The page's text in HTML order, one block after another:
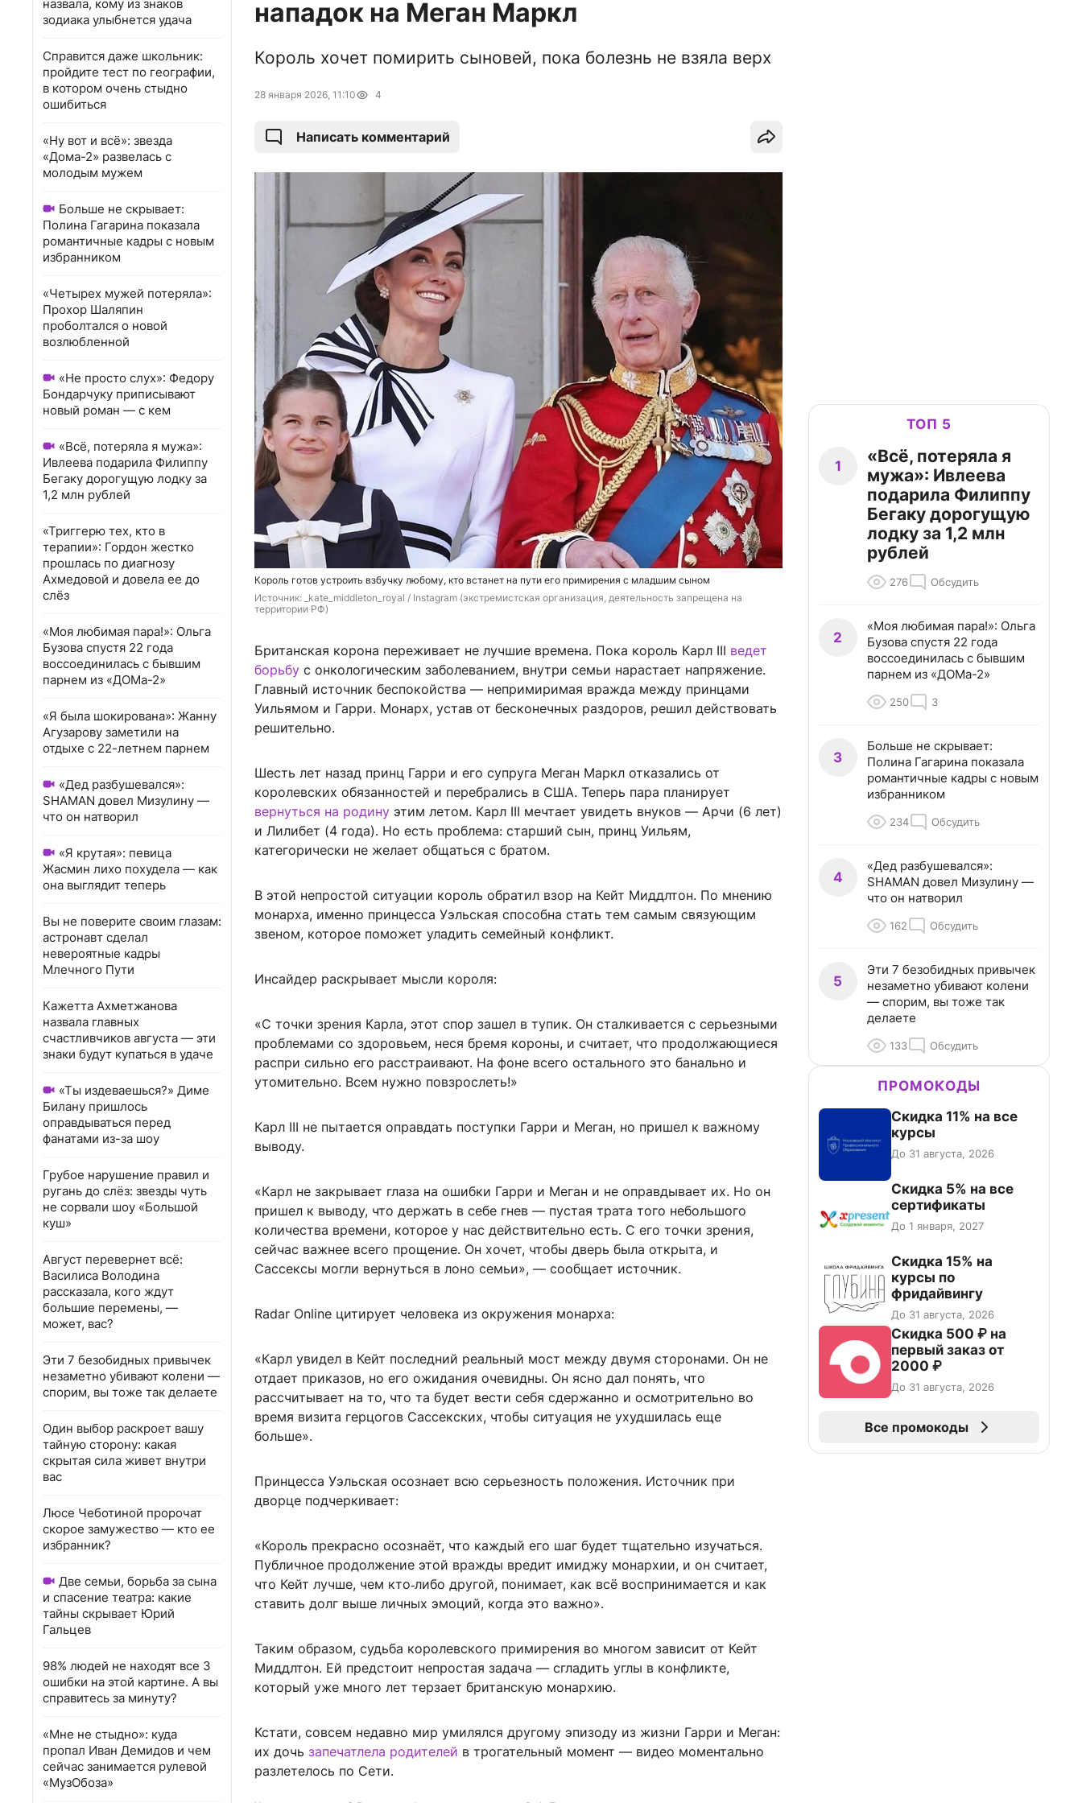
назвала, кому из знаков
зодиака улыбнется удача
Справится даже школьник:
пройдите тест по географии,
в котором очень стыдно
ошибиться
«Ну вот и всё»: звезда
«Дома-2» развелась с
молодым мужем
Больше не скрывает:
Полина Гагарина показала
романтичные кадры с новым
избранником
«Четырех мужей потеряла»:
Прохор Шаляпин
проболтался о новой
возлюбленной
«Не просто слух»: Федору
Бондарчуку приписывают
новый роман — с кем
«Всё, потеряла я мужа»:
Ивлеева подарила Филиппу
Бегаку дорогущую лодку за
1,2 млн рублей
«Триггерю тех, кто в
терапии»: Гордон жестко
прошлась по диагнозу
Ахмедовой и довела ее до
слёз
«Моя любимая пара!»: Ольга
Бузова спустя 22 года
воссоединилась с бывшим
парнем из «ДОМа-2»
«Я была шокирована»: Жанну
Агузарову заметили на
отдыхе с 22-летнем парнем
«Дед разбушевался»:
SHAMAN довел Мизулину —
что он натворил
«Я крутая»: певица
Жасмин лихо похудела — как
она выглядит теперь
Вы не поверите своим глазам:
астронавт сделал
невероятные кадры
Млечного Пути
Кажетта Ахметжанова
назвала главных
счастливчиков августа — эти
знаки будут купаться в удаче
«Ты издеваешься?» Диме
Билану пришлось
оправдываться перед
фанатами из-за шоу
Грубое нарушение правил и
ругань до слёз: звезды чуть
не сорвали шоу «Большой
куш»
Август перевернет всё:
Василиса Володина
рассказала, кого ждут
большие перемены, —
может, вас?
Эти 7 безобидных привычек
незаметно убивают колени —
спорим, вы тоже так делаете
Один выбор раскроет вашу
тайную сторону: какая
скрытая сила живет внутри
вас
Люсе Чеботиной пророчат
скорое замужество — кто ее
избранник?
Две семьи, борьба за сына
и спасение театра: какие
тайны скрывает Юрий
Гальцев
98% людей не находят все 3
ошибки на этой картине. А вы
справитесь за минуту?
«Мне не стыдно»: куда
пропал Иван Демидов и чем
сейчас занимается рулевой
«МузОбоза»
нападок на Меган Маркл
Король хочет помирить сыновей, пока болезнь не взяла верх
28 января 2026, 11:10 4
Написать комментарий
Король готов устроить взбучку любому, кто встанет на пути его примирения с младшим сыном
Источник: _kate_middleton_royal / Instagram (экстремистская организация, деятельность запрещена на
территории РФ)
Британская корона переживает не лучшие времена. Пока король Карл III ведет
борьбу с онкологическим заболеванием, внутри семьи нарастает напряжение.
Главный источник беспокойства — непримиримая вражда между принцами
Уильямом и Гарри. Монарх, устав от бесконечных раздоров, решил действовать
решительно.
Шесть лет назад принц Гарри и его супруга Меган Маркл отказались от
королевских обязанностей и перебрались в США. Теперь пара планирует
вернуться на родину этим летом. Карл III мечтает увидеть внуков — Арчи (6 лет)
и Лилибет (4 года). Но есть проблема: старший сын, принц Уильям,
категорически не желает общаться с братом.
В этой непростой ситуации король обратил взор на Кейт Миддлтон. По мнению
монарха, именно принцесса Уэльская способна стать тем самым связующим
звеном, которое поможет уладить семейный конфликт.
Инсайдер раскрывает мысли короля:
«С точки зрения Карла, этот спор зашел в тупик. Он сталкивается с серьезными
проблемами со здоровьем, неся бремя короны, и считает, что продолжающиеся
распри сильно его расстраивают. На фоне всего остального это банально и
утомительно. Всем нужно повзрослеть!»
Карл III не пытается оправдать поступки Гарри и Меган, но пришел к важному
выводу.
«Карл не закрывает глаза на ошибки Гарри и Меган и не оправдывает их. Но он
пришел к выводу, что держать в себе гнев — пустая трата того небольшого
количества времени, которое у нас действительно есть. С его точки зрения,
сейчас важнее всего прощение. Он хочет, чтобы дверь была открыта, и
Сассексы могли вернуться в лоно семьи», — сообщает источник.
Radar Online цитирует человека из окружения монарха:
«Карл увидел в Кейт последний реальный мост между двумя сторонами. Он не
отдает приказов, но его ожидания очевидны. Он ясно дал понять, что
рассчитывает на то, что та будет вести себя сдержанно и осмотрительно во
время визита герцогов Сассекских, чтобы ситуация не ухудшилась еще
больше».
Принцесса Уэльская осознает всю серьезность положения. Источник при
дворце подчеркивает:
«Король прекрасно осознаёт, что каждый его шаг будет тщательно изучаться.
Публичное продолжение этой вражды вредит имиджу монархии, и он считает,
что Кейт лучше, чем кто‑либо другой, понимает, как всё воспринимается и как
ставить долг выше личных эмоций, когда это важно».
Таким образом, судьба королевского примирения во многом зависит от Кейт
Миддлтон. Ей предстоит непростая задача — сгладить углы в конфликте,
который уже много лет терзает британскую монархию.
Кстати, совсем недавно мир умилялся другому эпизоду из жизни Гарри и Меган:
их дочь запечатлела родителей в трогательный момент — видео моментально
разлетелось по Сети.
ТОП 5
1
«Всё, потеряла я
мужа»: Ивлеева
подарила Филиппу
Бегаку дорогущую
лодку за 1,2 млн
рублей
276 Обсудить
2
«Моя любимая пара!»: Ольга
Бузова спустя 22 года
воссоединилась с бывшим
парнем из «ДОМа-2»
250 3
3
Больше не скрывает:
Полина Гагарина показала
романтичные кадры с новым
избранником
234 Обсудить
4
«Дед разбушевался»:
SHAMAN довел Мизулину —
что он натворил
162 Обсудить
5
Эти 7 безобидных привычек
незаметно убивают колени
— спорим, вы тоже так
делаете
133 Обсудить
ПРОМОКОДЫ
Скидка 11% на все
курсы
До 31 августа, 2026
Скидка 5% на все
сертификаты
До 1 января, 2027
Скидка 15% на
курсы по
фридайвингу
До 31 августа, 2026
Скидка 500 ₽ на
первый заказ от
2000 ₽
До 31 августа, 2026
Все промокоды